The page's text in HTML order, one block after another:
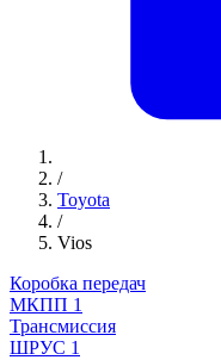
/
Toyota
/
Vios
Коробка передач
МКПП 1
Трансмиссия
ШРУС 1